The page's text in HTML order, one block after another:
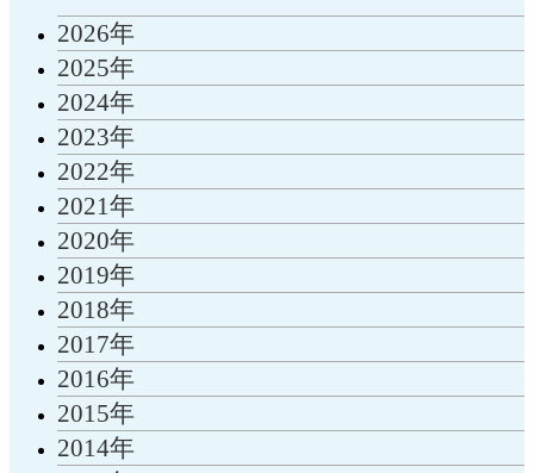
2026年
2025年
2024年
2023年
2022年
2021年
2020年
2019年
2018年
2017年
2016年
2015年
2014年